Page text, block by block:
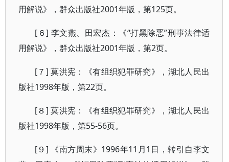
用解说》，群众出版社2001年版，第125页。
[６] 李文燕、田宏杰：《“打黑除恶”刑事法律适
用解说》，群众出版社2001年版，第2页。
[７] 莫洪宪：《有组织犯罪研究》，湖北人民出
版社1998年版，第22页。
[８] 莫洪宪：《有组织犯罪研究》，湖北人民出
版社1998年版，第55-56页。
[９] 《南方周末》1996年11月1日，转引自李文